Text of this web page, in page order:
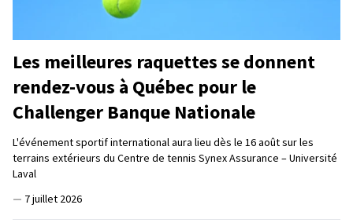
Les meilleures raquettes se donnent
rendez-vous à Québec pour le
Challenger Banque Nationale
L'événement sportif international aura lieu dès le 16 août sur les
terrains extérieurs du Centre de tennis Synex Assurance – Université
Laval
— 7 juillet 2026